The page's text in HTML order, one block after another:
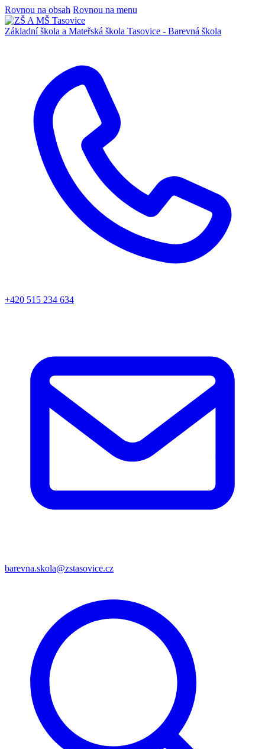
Rovnou na obsah Rovnou na menu
Základní škola a Mateřská škola Tasovice - Barevná škola
+420 515 234 634
barevna.skola@zstasovice.cz